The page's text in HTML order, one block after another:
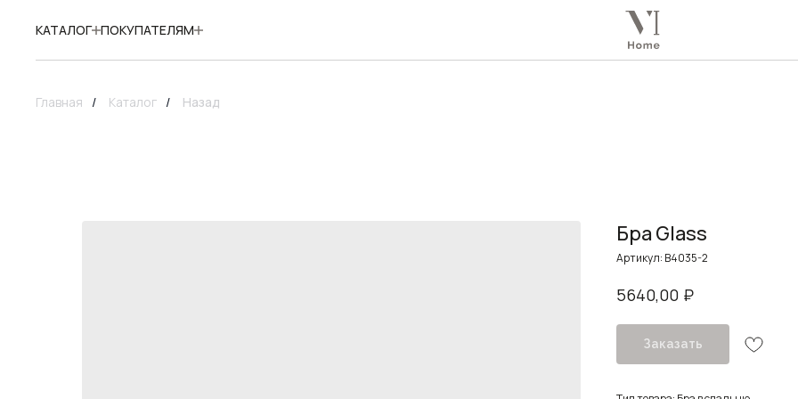
КАТАЛОГ ПОКУПАТЕЛЯМ
Главная / Каталог / Назад
Бра Glass
Артикул: B4035-2
5640,00 ₽
Заказать